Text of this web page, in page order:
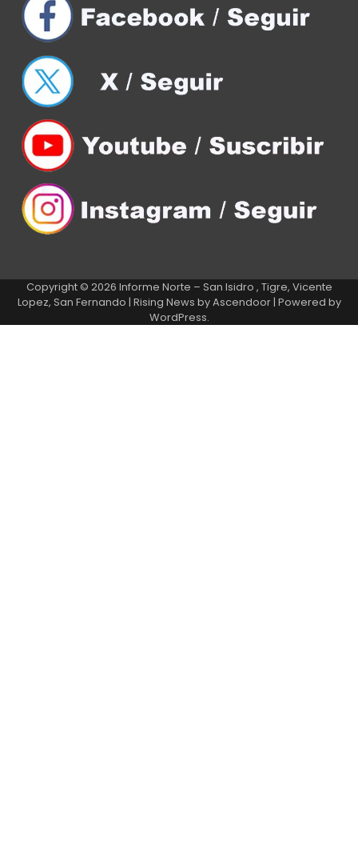
Copyright © 2026 Informe Norte – San Isidro , Tigre, Vicente
Lopez, San Fernando | Rising News byAscendoor| Powered by
WordPress.